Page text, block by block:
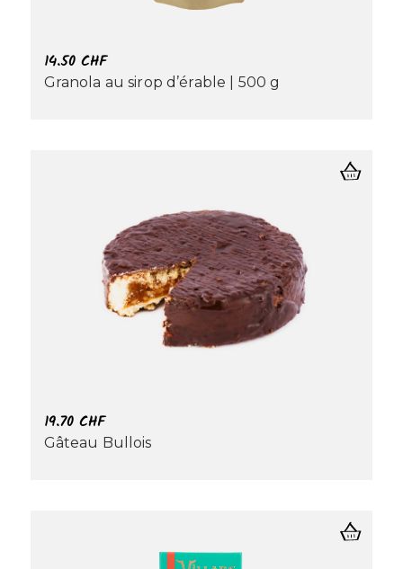
14.50 CHF
Granola au sirop d’érable | 500 g
19.70 CHF
Gâteau Bullois